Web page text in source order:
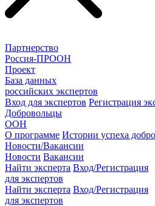
Партнерство
Россия-ПРООН
Проект
База данных
российских экспертов
Вход для экспертов Регистрация
Добровольцы
ООН
О программе Истории успеха
Новости/Вакансии
Новости Вакансии
Найти эксперта Вход/Регистрация
для экспертов
Найти эксперта Вход/Регистрация
для экспертов